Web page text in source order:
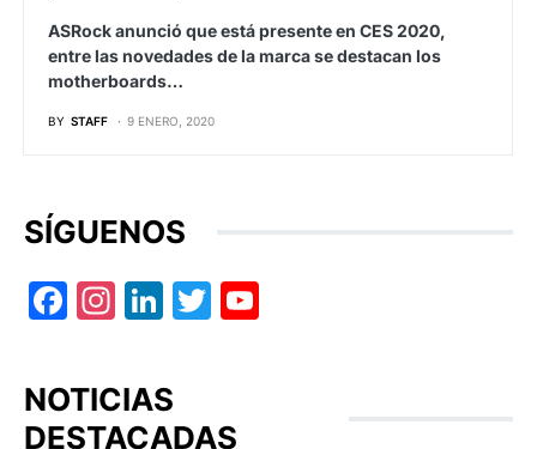
ASRock anunció que está presente en CES 2020,
entre las novedades de la marca se destacan los
motherboards…
BY STAFF 9 ENERO, 2020
SÍGUENOS
Facebook
Instagram
LinkedIn
Twitter
NOTICIAS
DESTACADAS